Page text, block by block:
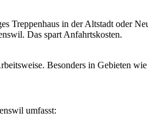
Treppenhaus in der Altstadt oder
Das spart Anfahrtskosten.
Besonders in Gebieten
umfasst: